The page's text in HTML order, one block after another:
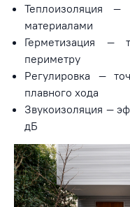
Теплоизоляция —
материалами
Герметизация —
периметру
Регулировка —
плавного хода
Звукоизоляция —
дБ